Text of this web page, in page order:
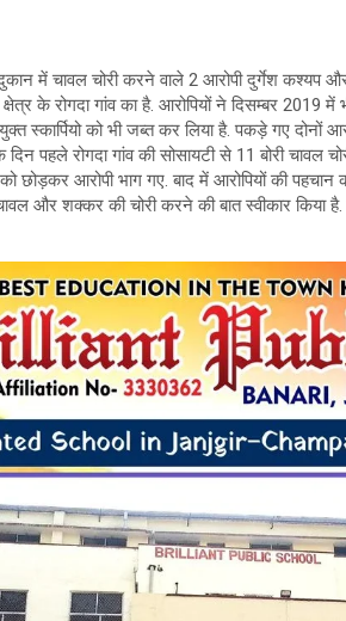
में चावल चोरी करने वाले 2 आरोपी दुर्गेश कश्यप
के रोगदा गांव का है. आरोपियों ने दिसम्बर
स्कार्पियो को भी जब्त कर लिया है. पकड़े गए दोनों
पहले रोगदा गांव की सोसायटी से 11 बोरी चावल
छोड़कर आरोपी भाग गए. बाद में आरोपियों की पहचान
और शक्कर की चोरी करने की बात स्वीकार किया है.